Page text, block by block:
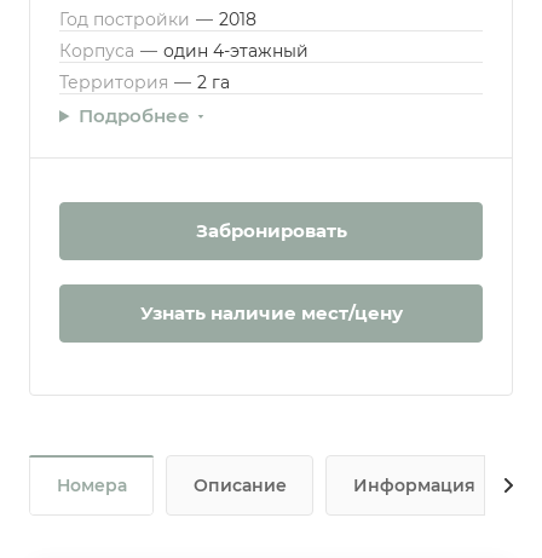
Год постройки — 2018
Корпуса — один 4-этажный
Территория — 2 га
Подробнее
Забронировать
Узнать наличие мест/цену
Номера Описание Информация